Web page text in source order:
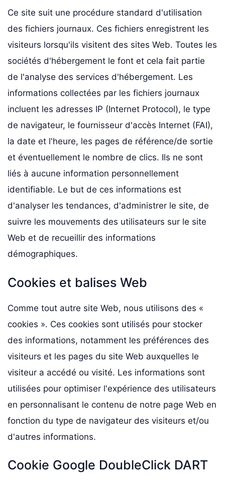
Ce site suit une procédure standard d'utilisation
des fichiers journaux. Ces fichiers enregistrent les
visiteurs lorsqu'ils visitent des sites Web. Toutes les
sociétés d'hébergement le font et cela fait partie
de l'analyse des services d'hébergement. Les
informations collectées par les fichiers journaux
incluent les adresses IP (Internet Protocol), le type
de navigateur, le fournisseur d'accès Internet (FAI),
la date et l'heure, les pages de référence/de sortie
et éventuellement le nombre de clics. Ils ne sont
liés à aucune information personnellement
identifiable. Le but de ces informations est
d'analyser les tendances, d'administrer le site, de
suivre les mouvements des utilisateurs sur le site
Web et de recueillir des informations
démographiques.
Cookies et balises Web
Comme tout autre site Web, nous utilisons des «
cookies ». Ces cookies sont utilisés pour stocker
des informations, notamment les préférences des
visiteurs et les pages du site Web auxquelles le
visiteur a accédé ou visité. Les informations sont
utilisées pour optimiser l'expérience des utilisateurs
en personnalisant le contenu de notre page Web en
fonction du type de navigateur des visiteurs et/ou
d'autres informations.
Cookie Google DoubleClick DART